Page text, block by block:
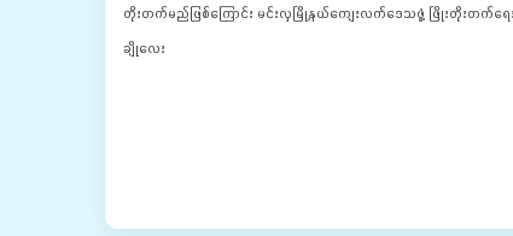
တိုးတက်မည်ဖြစ်ကြောင်း မင်းလှမြို့နယ်ကျေးလက်ဒေသဖွံ့ ဖြိုးတိုးတက်ရေ
ချိုလေး